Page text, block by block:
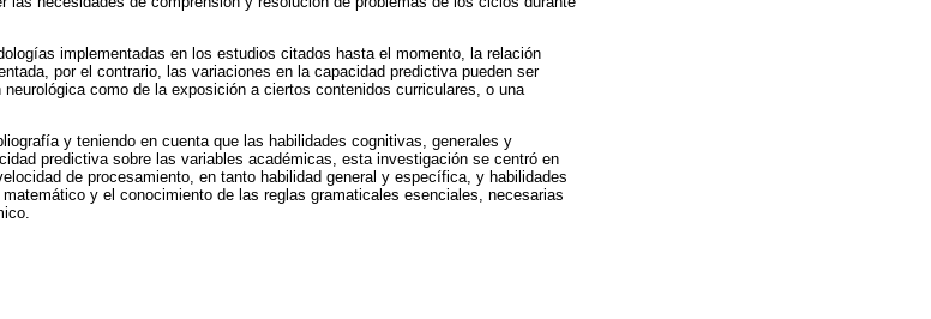
implementadas en los estudios citados hasta el momento, la relación
por el contrario, las variaciones en la capacidad predictiva pueden ser
como de la exposición a ciertos contenidos curriculares, o una
y teniendo en cuenta que las habilidades cognitivas, generales y
predictiva sobre las variables académicas, esta investigación se centró en
de procesamiento, en tanto habilidad general y específica, y habilidades
y el conocimiento de las reglas gramaticales esenciales, necesarias